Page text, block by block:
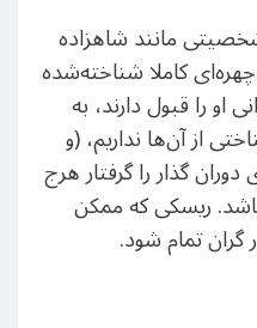
مانند شاهزاده
کاملا شناخته‌شده
او را قبول دارند، به
از آن‌ها نداریم، (و
گذار را گرفتار هرج
ریسکی که ممکن
گران تمام شود.